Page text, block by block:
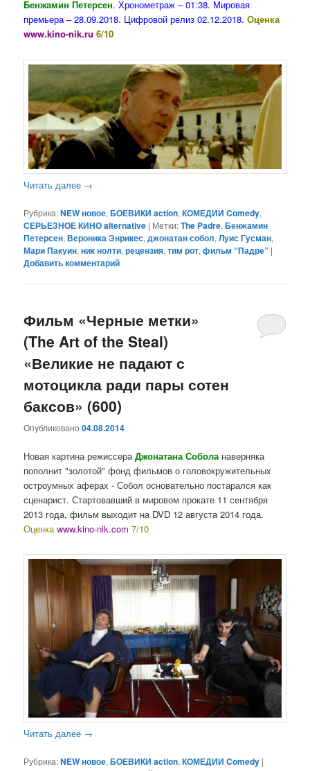
Бенжамин Петерсен. Хронометраж – 01:38. Мировая
премьера – 28.09.2018. Цифровой релиз 02.12.2018.Оценка
www.kino-nik.ru 6/10
Читать далее →
Рубрика:NEW новое,БОЕВИКИ action,КОМЕДИИ Comedy,
СЕРЬЕЗНОЕ КИНО alternative | Метки:The Padre,Бенжамин
Петерсен,Вероника Энрикес,джонатан собол,Луис Гусман,
Мари Пакуин,ник нолти,рецензия,тим рот,фильм “Падре” |
Добавить комментарий
Фильм «Черные метки»
(The Art of the Steal)
«Великие не падают с
мотоцикла ради пары сотен
баксов» (600)
Опубликовано04.08.2014
Новая картина режиссераДжонатана Собола наверняка
пополнит "золотой" фонд фильмов о головокружительных
остроумных аферах - Собол основательно постарался как
сценарист. Стартовавший в мировом прокате 11 сентября
2013 года, фильм выходит на DVD 12 августа 2014 года.
Оценкаwww.kino-nik.com7/10
Читать далее →
Рубрика:NEW новое,БОЕВИКИ action,КОМЕДИИ Comedy |